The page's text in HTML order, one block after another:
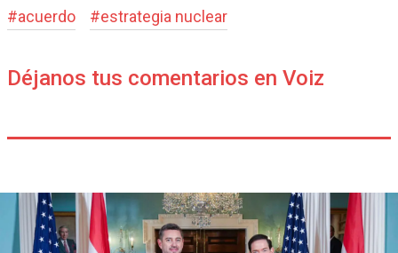
#acuerdo #estrategia nuclear
Déjanos tus comentarios en Voiz